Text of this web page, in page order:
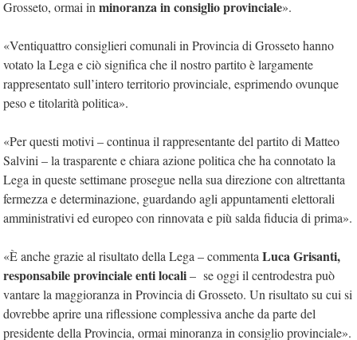
Grosseto, ormai in minoranza in consiglio provinciale».
«Ventiquattro consiglieri comunali in Provincia di Grosseto hanno
votato la Lega e ciò significa che il nostro partito è largamente
rappresentato sull’intero territorio provinciale, esprimendo ovunque
peso e titolarità politica».
«Per questi motivi – continua il rappresentante del partito di Matteo
Salvini – la trasparente e chiara azione politica che ha connotato la
Lega in queste settimane prosegue nella sua direzione con altrettanta
fermezza e determinazione, guardando agli appuntamenti elettorali
amministrativi ed europeo con rinnovata e più salda fiducia di prima».
«È anche grazie al risultato della Lega – commenta Luca Grisanti,
responsabile provinciale enti locali– se oggi il centrodestra può
vantare la maggioranza in Provincia di Grosseto. Un risultato su cui si
dovrebbe aprire una riflessione complessiva anche da parte del
presidente della Provincia, ormai minoranza in consiglio provinciale».